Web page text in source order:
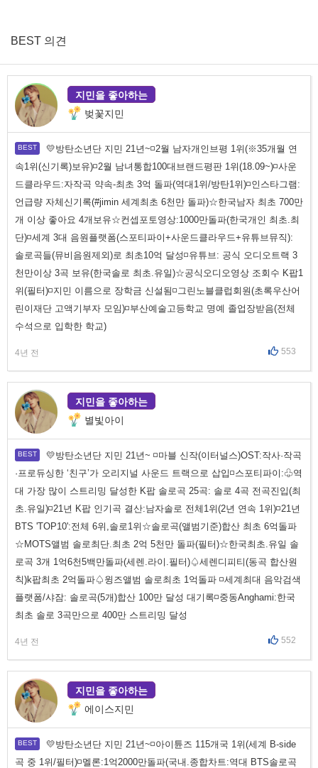
BEST 의견
지민을 좋아하는
벚꽃지민
💛방탄소년단 지민 21년~◽2월 남자개인브평 1위(※35개월 연
속1위(신기록)보유)◽2월 남녀통합100대브랜드평판 1위(18.09~)◽사운
드클라우드:자작곡 약속-최초 3억 돌파(역대1위/방탄1위)◽인스타그램:
언급량 자체신기록(#jimin 세계최초 6천만 돌파)☆한국남자 최초 700만
개 이상 좋아요 4개보유☆컨셉포토영상:1000만돌파(한국개인 최초.최
단)◽세계 3대 음원플랫폼(스포티파이+사운드클라우드+유튜브뮤직):
솔로곡들(뮤비음원제외)로 최초10억 달성◽유튜브: 공식 오디오트랙 3
천만이상 3곡 보유(한국솔로 최초.유일)☆공식오디오영상 조회수 K팝1
위(필터)◽지민 이름으로 장학금 신설됨◽그린노블클럽회원(초록우산어
린이재단 고액기부자 모임)◽부산예술고등학교 명예 졸업장받음(전체
수석으로 입학한 학교)
4년 전 553
지민을 좋아하는
별빛아이
💛방탄소년단 지민 21년~ ◽마블 신작(이터널스)OST:작사·작곡
·프로듀싱한 ‘친구’가 오리지널 사운드 트랙으로 삽입◽스포티파이:♧역
대 가장 많이 스트리밍 달성한 K팝 솔로곡 25곡: 솔로 4곡 전곡진입(최
초.유일)◽21년 K팝 인기곡 결산:남자솔로 전체1위(2년 연속 1위)◽21년
BTS 'TOP10':전체 6위,솔로1위☆솔로곡(앨범기준)합산 최초 6억돌파
☆MOTS앨범 솔로최단.최초 2억 5천만 돌파(필터)☆한국최초.유일 솔
로곡 3개 1억6천5백만돌파(세렌.라이.필터)♤세렌디피티(동곡 합산원
칙)k팝최초 2억돌파♤윙즈앨범 솔로최초 1억돌파 ◽세계최대 음악검색
플랫폼/샤잠: 솔로곡(5개)합산 100만 달성 대기록◽중동Anghami:한국
최초 솔로 3곡만으로 400만 스트리밍 달성
4년 전 552
지민을 좋아하는
에이스지민
💛방탄소년단 지민 21년~◽아이튠즈 115개국 1위(세계 B-side
곡 중 1위/필터)◽멜론:1억2000만돌파(국내.종합차트:역대 BTS솔로곡